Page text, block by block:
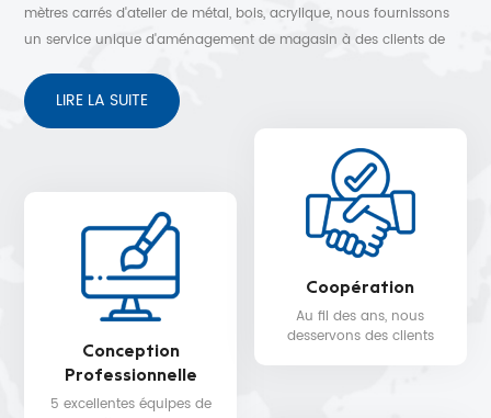
mètres carrés d'atelier de métal, bois, acrylique, nous fournissons
un service unique d'aménagement de magasin à des clients de
service après-vente sans soucis.
LIRE LA SUITE
Conception
Professionnelle
5 excellentes équipes de
Coopération
Au fil des ans, nous
desservons des clients